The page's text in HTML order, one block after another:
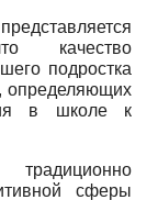
качество
подростка
определяющих
в школе к
сферы